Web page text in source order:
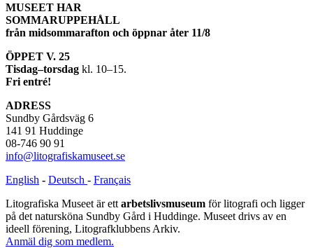
MUSEET HAR
SOMMARUPPEHÅLL
från midsommarafton och öppnar åter 11/8
ÖPPET V. 25
Tisdag–torsdag kl. 10–15.
Fri entré!
ADRESS
Sundby Gårdsväg 6
141 91 Huddinge
08-746 90 91
info@litografiskamuseet.se
English - Deutsch - Français
Litografiska Museet är ett arbetslivsmuseum för litografi och ligger
på det natursköna Sundby Gård i Huddinge. Museet drivs av en
ideell förening, Litografklubbens Arkiv.
Anmäl dig som medlem.